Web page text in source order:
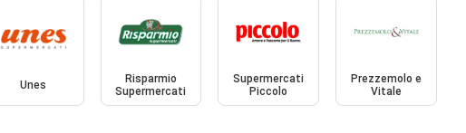
Unes
Risparmio
Supermercati
Supermercati
Piccolo
Prezzemolo e
Vitale